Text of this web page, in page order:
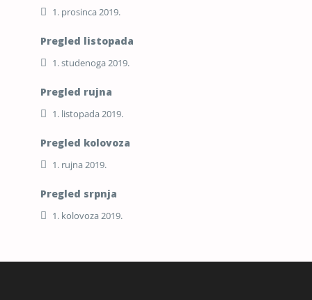
1. prosinca 2019.
Pregled listopada
1. studenoga 2019.
Pregled rujna
1. listopada 2019.
Pregled kolovoza
1. rujna 2019.
Pregled srpnja
1. kolovoza 2019.